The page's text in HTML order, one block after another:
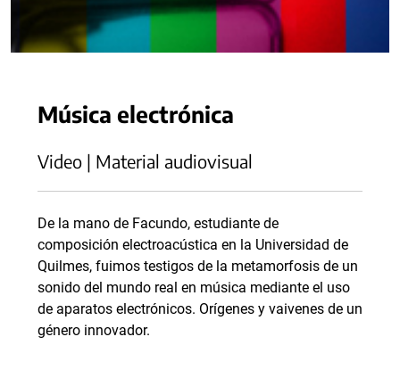
Música electrónica
Video | Material audiovisual
De la mano de Facundo, estudiante de
composición electroacústica en la Universidad de
Quilmes, fuimos testigos de la metamorfosis de un
sonido del mundo real en música mediante el uso
de aparatos electrónicos. Orígenes y vaivenes de un
género innovador.